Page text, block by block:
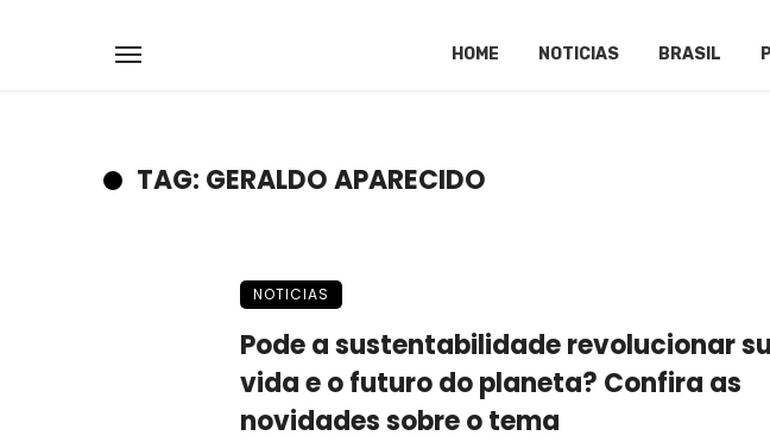
HOME NOTICIAS BRASIL
TAG: GERALDO APARECIDO
NOTICIAS
Pode a sustentabilidade revolucionar
vida e o futuro do planeta? Confira as
novidades sobre o tema